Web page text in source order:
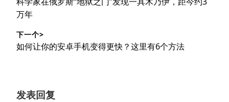
导
航
篇
章：
万年
下一个>
下
如何让你的安卓手机变得更快？这里有6个方法
发表回复